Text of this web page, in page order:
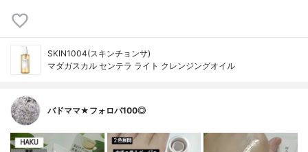
SKIN1004(スキンチョンサ)
マダガスカル センテラ ライト クレンジングオイル
バドママ★フォロバ100◎